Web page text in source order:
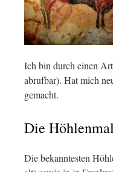
Ich bin durch einen
abrufbar). Hat mich
gemacht.
Die
Die bekanntesten